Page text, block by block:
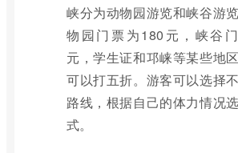
峡分为动物园游览和峡谷游
物园门票为180元，峡谷
元，学生证和邛崃等某些地
可以打五折。游客可以选择
路线，根据自己的体力情况
式。